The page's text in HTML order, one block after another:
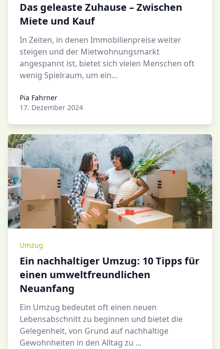
Das geleaste Zuhause – Zwischen
Miete und Kauf
In Zeiten, in denen Immobilienpreise weiter
steigen und der Mietwohnungsmarkt
angespannt ist, bietet sich vielen Menschen oft
wenig Spielraum, um ein…
Pia Fahrner
Pia Fahrner
17. Dezember 2024
Umzug
Ein nachhaltiger Umzug: 10 Tipps für
einen umweltfreundlichen
Neuanfang
Ein Umzug bedeutet oft einen neuen
Lebensabschnitt zu beginnen und bietet die
Gelegenheit, von Grund auf nachhaltige
Gewohnheiten in den Alltag zu ...